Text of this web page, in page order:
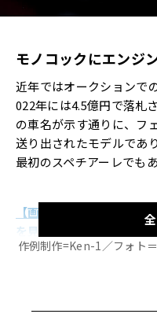
モノコックにエンジ
近年ではオークションで
022年には4.5億円で落札
の車名が示す通りに、フ
送り出されたモデルであ
最初のスペチアーレでもあ
【画像53枚】F50のエン
を見る！
作例制作=Ken-1／フォ